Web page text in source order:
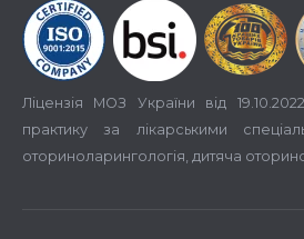
Ліцензія МОЗ України від
практику за лікарськими
оториноларингологія, дитяча